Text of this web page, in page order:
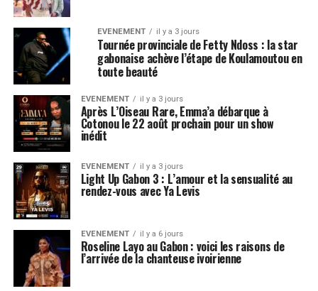
EVENEMENT il y a 3 jours
Tournée provinciale de Fetty Ndoss : la star
gabonaise achève l’étape de Koulamoutou en
toute beauté
EVENEMENT il y a 3 jours
Après L’Oiseau Rare, Emma’a débarque à
Cotonou le 22 août prochain pour un show
inédit
EVENEMENT il y a 3 jours
Light Up Gabon 3 : L’amour et la sensualité au
rendez-vous avec Ya Levis
EVENEMENT il y a 6 jours
Roseline Layo au Gabon : voici les raisons de
l’arrivée de la chanteuse ivoirienne